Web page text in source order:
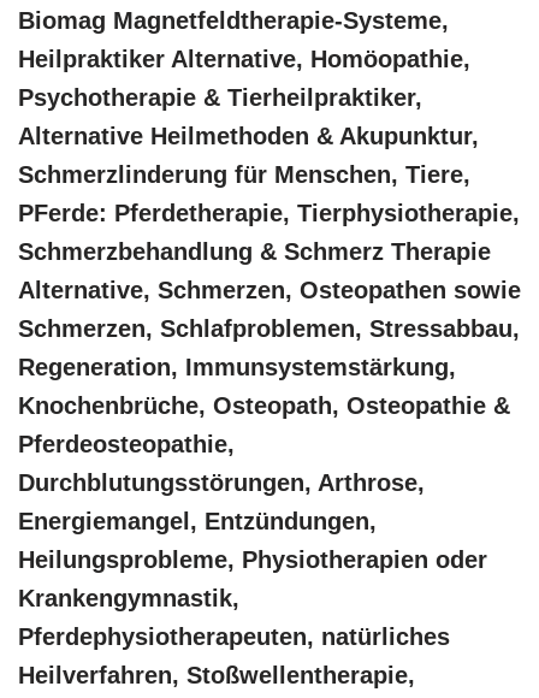
Biomag Magnetfeldtherapie-Systeme,
Heilpraktiker Alternative, ‎Homöopathie,
‎Psychotherapie & ‎Tierheilpraktiker,
Alternative Heilmethoden & Akupunktur,
Schmerzlinderung für Menschen, Tiere,
PFerde: Pferdetherapie, Tierphysiotherapie,
Schmerzbehandlung & Schmerz Therapie
Alternative, Schmerzen, Osteopathen sowie
Schmerzen, Schlafproblemen, Stressabbau,
Regeneration, Immunsystemstärkung,
Knochenbrüche, Osteopath, Osteopathie &
Pferdeosteopathie,
Durchblutungsstörungen, Arthrose,
Energiemangel, Entzündungen,
Heilungsprobleme, Physiotherapien oder
Krankengymnastik,
Pferdephysiotherapeuten, natürliches
Heilverfahren, Stoßwellentherapie,